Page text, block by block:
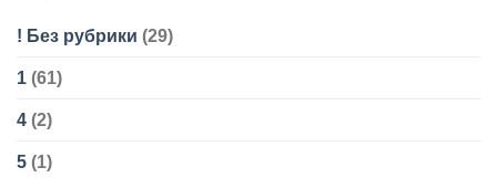
! Без рубрики (29)
1 (61)
4 (2)
5 (1)